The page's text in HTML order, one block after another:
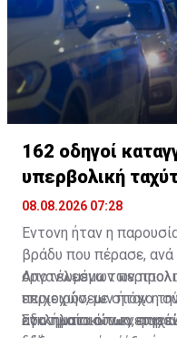
162 οδηγοί
υπερβολική
08.08.2026 07:28
Έντονη ήταν η
βράδυ που πέρασε, ανά
οργανωμένων
περιοχών, με στόχο
εγκληματικών
Αποτέλεσμα των
επιχειρήσεων ήταν η
αδικήματα όπως,
Στο πλαίσιο των